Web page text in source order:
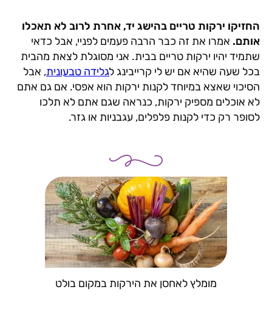
החזיקו ירקות טריים בהישג יד, אחרת לרוב לא תאכלו
אותם. אמרו את זה כבר הרבה פעמים לפניי, אבל כדאי
שתמיד יהיו ירקות טריים בבית. אני מסוגלת לצאת מהבית
בכל שעה שהיא אם יש לי קרייבינג לגלידה טבעונית, אבל
הסיכוי שאצא במיוחד לקנות ירקות הוא אפסי. אם גם אתם
לא אוכלים מספיק ירקות, כנראה שגם אתם לא תלכו
לסופר רק כדי לקנות פלפלים, עגבניות או גזר.
מומלץ לאחסן את הירקות במקום בולט